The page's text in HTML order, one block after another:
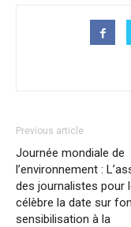
Previous article
Journée mondiale de
l’environnement :
des journalistes pour
célèbre la date sur
sensibilisation à la